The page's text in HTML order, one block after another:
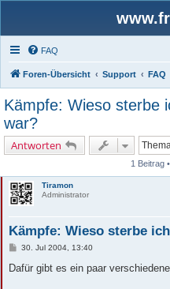
FAQ
Foren-Übersicht Support FAQ
Kämpfe: Wieso sterbe
war?
Antworten
1 Beitrag
Tiramon
Administrator
Kämpfe: Wieso sterbe
B
i
30. Jul 2004, 13:40
Dafür gibt es ein paar